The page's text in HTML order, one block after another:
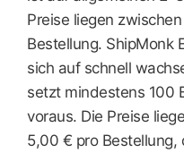
Preise liegen
Bestellung. ShipMonk
sich auf schnell
setzt mindestens 100
voraus. Die Preise
5,00 € pro